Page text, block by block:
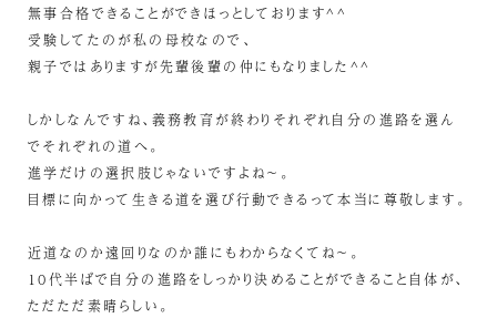
無事合格できることができほっとしております^^
受験してたのが私の母校なので、
親子ではありますが先輩後輩の仲にもなりました^^
しかしなんですね、義務教育が終わりそれぞれ自分の進路を選ん
でそれぞれの道へ。
進学だけの選択肢じゃないですよね～。
目標に向かって生きる道を選び行動できるって本当に尊敬します。
近道なのか遠回りなのか誰にもわからなくてね～。
10代半ばで自分の進路をしっかり決めることができること自体が、
ただただ素晴らしい。